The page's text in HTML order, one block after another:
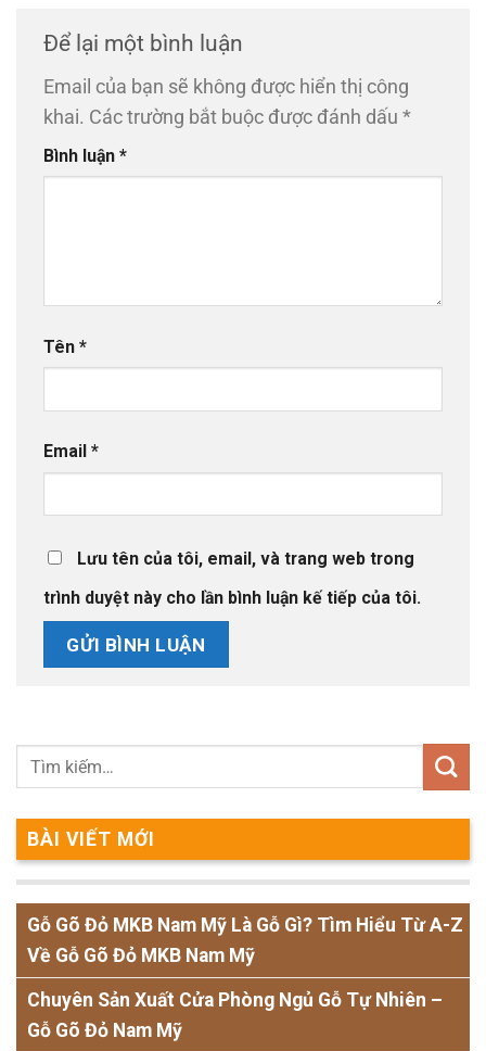
Để lại một bình luận
Email của bạn sẽ không được hiển thị công
khai. Các trường bắt buộc được đánh dấu *
Bình luận *
Tên *
Email *
Lưu tên của tôi, email, và trang web trong
trình duyệt này cho lần bình luận kế tiếp của tôi.
BÀI VIẾT MỚI
Gỗ Gõ Đỏ MKB Nam Mỹ Là Gỗ Gì? Tìm Hiểu Từ A-Z
Về Gỗ Gõ Đỏ MKB Nam Mỹ
Chuyên Sản Xuất Cửa Phòng Ngủ Gỗ Tự Nhiên –
Gỗ Gõ Đỏ Nam Mỹ